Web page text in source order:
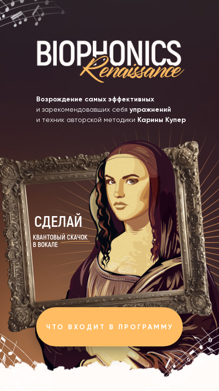
Возрождение самых эффективных
и зарекомендовавших себя упражнений
и техник авторской методики Карины Купер
СДЕЛАЙ
КВАНТОВЫЙ СКАЧОК
В ВОКАЛЕ
ЧТО ВХОДИТ В ПРОГРАММУ